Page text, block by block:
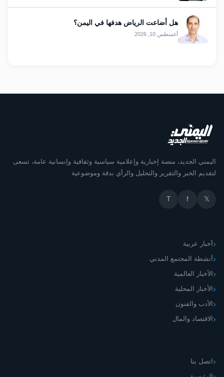
هل أضاعت الرياض هدفها في اليمن؟
أغسطس 10, 2026
اليمني الجديد، منصة إخبارية وإعلامية سياسية وثقافية وإنسانية عامة، تسعى
لتقديم الخبر والتقرير والتحليل والرأي بدقة وموضوعية
𝕏
f
T
أخبار عربية
أنشطة المجتمع المدني
الأخبار العالمية
الأخبار المحلية
الأدب والفنون
الاقتصاد والمال
اتصل بنا